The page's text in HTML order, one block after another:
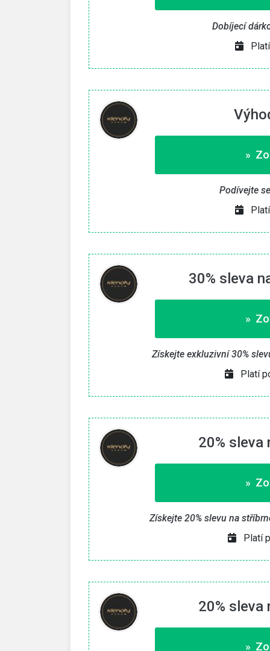
Dobíjecí
»
Podívejte
30% sleva
»
Získejte exkluzivní 30%
Platí
20% sleva
»
Získejte 20% slevu na
Platí
20% sleva
»